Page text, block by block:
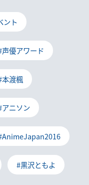
ント
声優アワード
本渡楓
アニソン
#黒沢ともよ